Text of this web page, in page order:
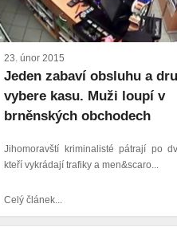
23. únor 2015
Jeden zabaví obsluhu a
vybere kasu. Muži loupí v
brněnských obchodech
Jihomoravští kriminalisté pátrají po
kteří vykrádají trafiky a men&scaro...
Celý článek...